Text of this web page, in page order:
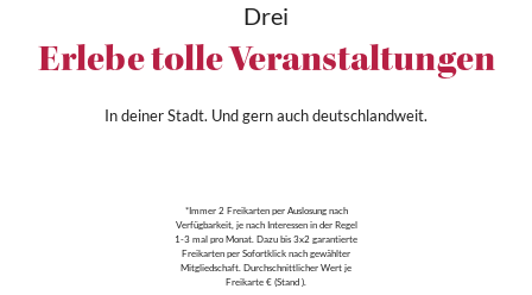
Drei
Erlebe tolle Veranstaltungen
In deiner Stadt. Und gern auch deutschlandweit.
*Immer 2 Freikarten per Auslosung nach
Verfügbarkeit, je nach Interessen in der Regel
1-3 mal pro Monat. Dazu bis 3x2 garantierte
Freikarten per Sofortklick nach gewählter
Mitgliedschaft. Durchschnittlicher Wert je
Freikarte € (Stand ).